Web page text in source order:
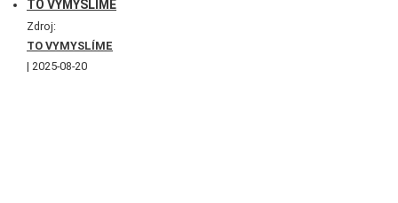
TO VYMYSLÍME
Zdroj:
TO VYMYSLÍME
2025-08-20